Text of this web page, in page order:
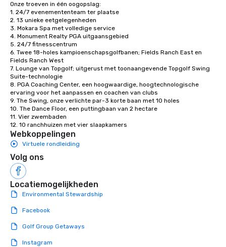
Onze troeven in één oogopslag:
1. 24/7 evenemententeam ter plaatse
2. 13 unieke eetgelegenheden
3. Mokara Spa met volledige service
4. Monument Realty PGA uitgaansgebied
5. 24/7 fitnesscentrum
6. Twee 18-holes kampioenschapsgolfbanen; Fields Ranch East en
Fields Ranch West
7. Lounge van Topgolf; uitgerust met toonaangevende Topgolf Swing
Suite-technologie
8. PGA Coaching Center, een hoogwaardige, hoogtechnologische
ervaring voor het aanpassen en coachen van clubs
9. The Swing, onze verlichte par-3 korte baan met 10 holes
10. The Dance Floor, een puttingbaan van 2 hectare
11. Vier zwembaden
12. 10 ranchhuizen met vier slaapkamers
Webkoppelingen
Virtuele rondleiding
Volg ons
Locatiemogelijkheden
Environmental Stewardship
Facebook
Golf Group Getaways
Instagram